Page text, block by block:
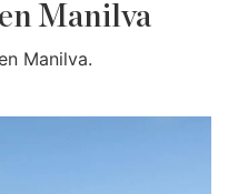
Manilva
Manilva.